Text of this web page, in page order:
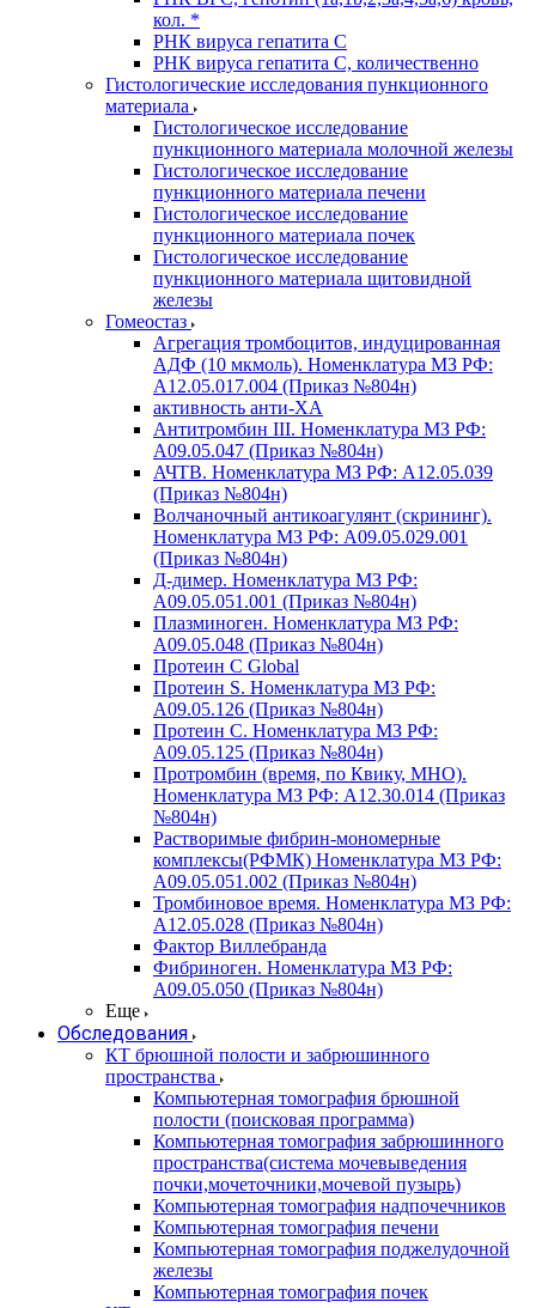
кол. *
РНК вируса гепатита C
РНК вируса гепатита C, количественно
Гистологические исследования пункционного
материала
Гистологическое исследование
пункционного материала молочной железы
Гистологическое исследование
пункционного материала печени
Гистологическое исследование
пункционного материала почек
Гистологическое исследование
пункционного материала щитовидной
железы
Гомеостаз
Агрегация тромбоцитов, индуцированная
АДФ (10 мкмоль). Номенклатура МЗ РФ:
A12.05.017.004 (Приказ №804н)
активность анти-ХА
Антитромбин III. Номенклатура МЗ РФ:
A09.05.047 (Приказ №804н)
АЧТВ. Номенклатура МЗ РФ: A12.05.039
(Приказ №804н)
Волчаночный антикоагулянт (скрининг).
Номенклатура МЗ РФ: A09.05.029.001
(Приказ №804н)
Д-димер. Номенклатура МЗ РФ:
A09.05.051.001 (Приказ №804н)
Плазминоген. Номенклатура МЗ РФ:
A09.05.048 (Приказ №804н)
Протеин C Global
Протеин S. Номенклатура МЗ РФ:
A09.05.126 (Приказ №804н)
Протеин С. Номенклатура МЗ РФ:
A09.05.125 (Приказ №804н)
Протромбин (время, по Квику, МНО).
Номенклатура МЗ РФ: A12.30.014 (Приказ
№804н)
Растворимые фибрин-мономерные
комплексы(РФМК) Номенклатура МЗ РФ:
A09.05.051.002 (Приказ №804н)
Тромбиновое время. Номенклатура МЗ РФ:
A12.05.028 (Приказ №804н)
Фактор Виллебранда
Фибриноген. Номенклатура МЗ РФ:
A09.05.050 (Приказ №804н)
Еще
Обследования
КТ брюшной полости и забрюшинного
пространства
Компьютерная томография брюшной
полости (поисковая программа)
Компьютерная томография забрюшинного
пространства(система мочевыведения
почки,мочеточники,мочевой пузырь)
Компьютерная томография надпочечников
Компьютерная томография печени
Компьютерная томография поджелудочной
железы
Компьютерная томография почек